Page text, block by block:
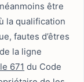
être
la qualification
fautes d’êtres
la ligne
671 du Code